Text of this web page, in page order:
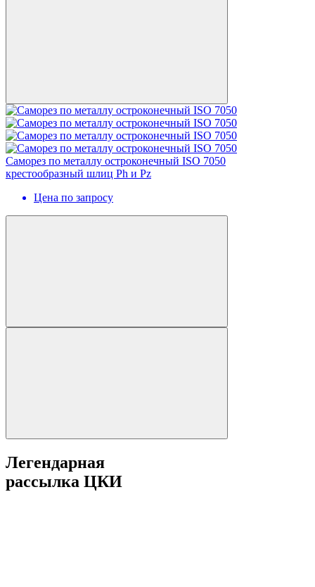
Cаморез по металлу остроконечный ISO 7050
крестообразный шлиц Ph и Pz
Цена по запросу
Легендарная
рассылка ЦКИ